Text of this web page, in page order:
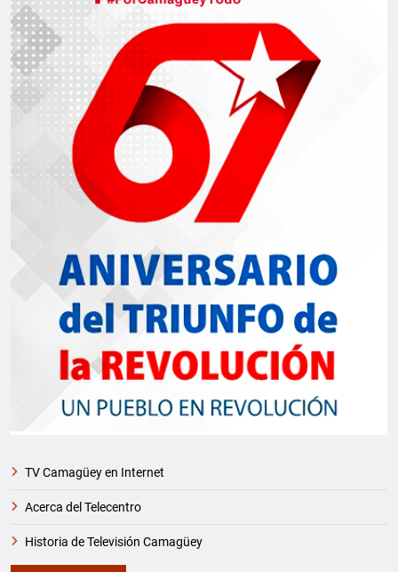
TV Camagüey en Internet
Acerca del Telecentro
Historia de Televisión Camagüey